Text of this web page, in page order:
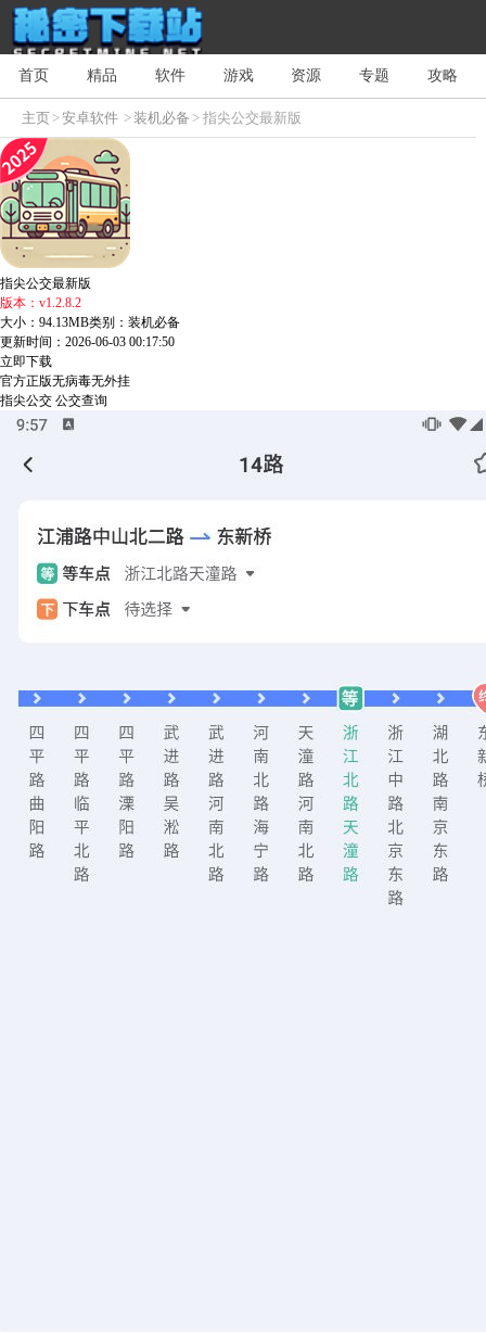
首页 精品 软件 游戏 资源 专题 攻略
主页>安卓软件 >装机必备 > 指尖公交最新版
指尖公交最新版
版本：v1.2.8.2
大小：94.13MB类别：装机必备
更新时间：2026-06-03 00:17:50
立即下载
官方正版无病毒无外挂
指尖公交 公交查询